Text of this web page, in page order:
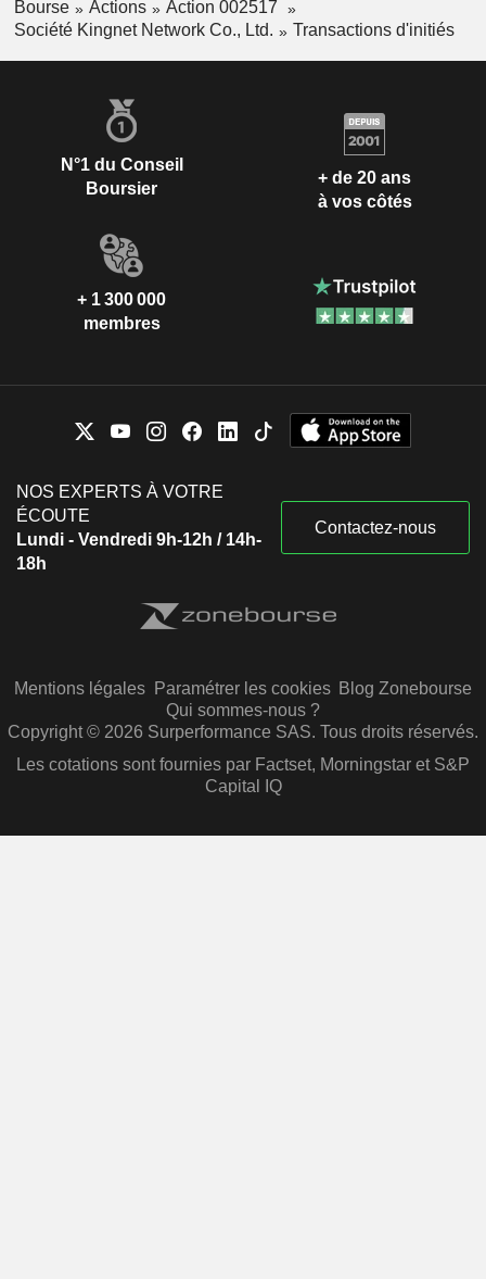
Bourse Actions
Action 002517
Société Kingnet Network Co., Ltd.
Transactions d'initiés
N°1 du Conseil
Boursier
+ de 20 ans
à vos côtés
+ 1 300 000
membres
NOS EXPERTS À VOTRE
ÉCOUTE
Lundi - Vendredi 9h-12h / 14h-
18h
Contactez-nous
Mentions légales Paramétrer les cookies Blog Zonebourse
Qui sommes-nous ?
Copyright © 2026 Surperformance SAS. Tous droits réservés.
Les cotations sont fournies par Factset, Morningstar et S&P
Capital IQ